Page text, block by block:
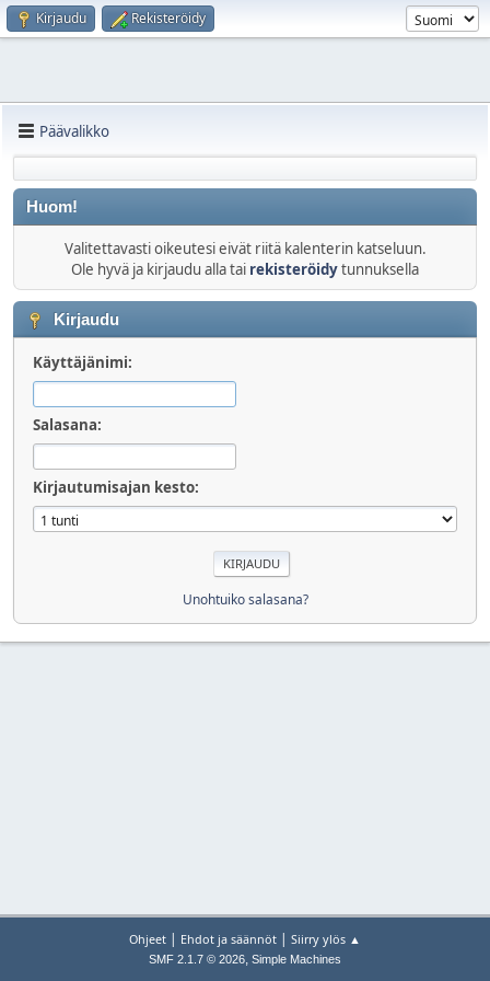
Kirjaudu Rekisteröidy
Päävalikko
Huom!
Valitettavasti oikeutesi eivät riitä kalenterin katseluun.
Ole hyvä ja kirjaudu alla tai rekisteröidytunnuksella
Kirjaudu
Käyttäjänimi:
Salasana:
Kirjautumisajan kesto:
Unohtuiko salasana?
Ohjeet | Ehdot ja säännöt | Siirry ylös ▲
SMF 2.1.7 © 2026, Simple Machines